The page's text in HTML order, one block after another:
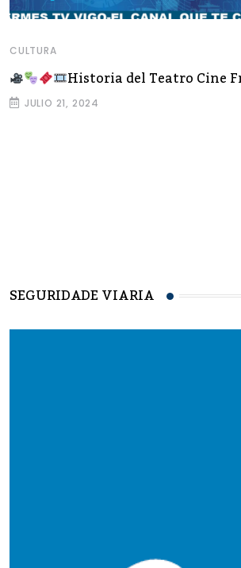
CULTURA
Historia del Teatro Cine
JULIO 21, 2024
SEGURIDADE VIARIA